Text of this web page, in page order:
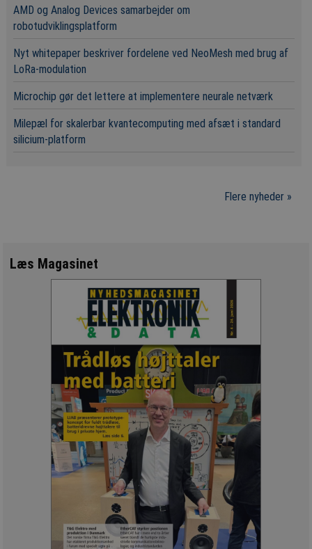
AMD og Analog Devices samarbejder om
robotudviklingsplatform
Nyt whitepaper beskriver fordelene ved NeoMesh med brug af
LoRa-modulation
Microchip gør det lettere at implementere neurale netværk
Milepæl for skalerbar kvantecomputing med afsæt i standard
silicium-platform
Flere nyheder »
Læs Magasinet